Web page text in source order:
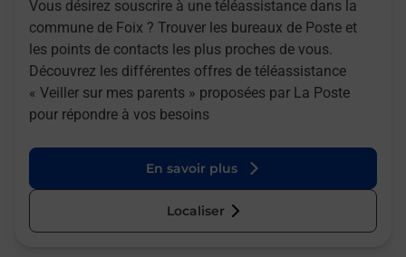
Vous désirez souscrire à une téléassistance dans la
commune de Foix ? Trouver les bureaux de Poste et
les points de contacts les plus proches de vous.
Découvrez les différentes offres de téléassistance
« Veiller sur mes parents » proposées par La Poste
pour répondre à vos besoins
En savoir plus
Localiser